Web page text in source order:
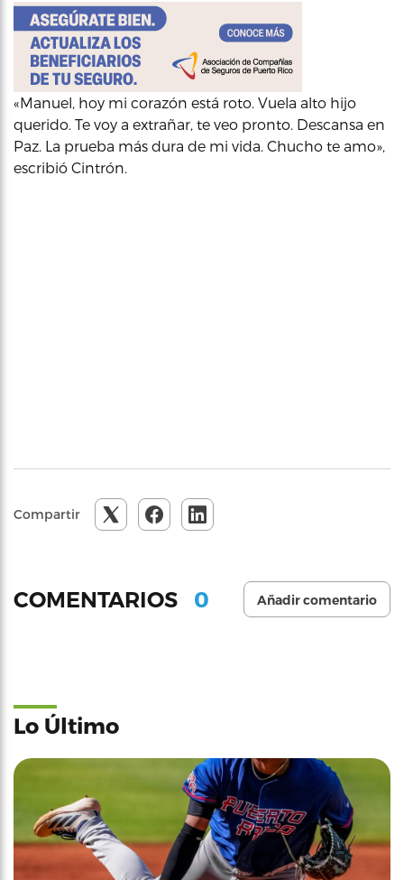
«Manuel, hoy mi corazón está roto. Vuela alto hijo
querido. Te voy a extrañar, te veo pronto. Descansa en
Paz. La prueba más dura de mi vida. Chucho te amo»,
escribió Cintrón.
Compartir
COMENTARIOS 0 Añadir comentario
Lo Último